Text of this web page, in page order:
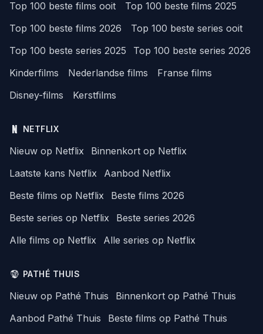
Top 100 beste films ooit
Top 100 beste films 2025
Top 100 beste films 2026
Top 100 beste series ooit
Top 100 beste series 2025
Top 100 beste series 2026
Kinderfilms
Nederlandse films
Franse films
Disney-films
Kerstfilms
NETFLIX
Nieuw op Netflix
Binnenkort op Netflix
Laatste kans Netflix
Aanbod Netflix
Beste films op Netflix
Beste films 2026
Beste series op Netflix
Beste series 2026
Alle films op Netflix
Alle series op Netflix
PATHÉ THUIS
Nieuw op Pathé Thuis
Binnenkort op Pathé Thuis
Aanbod Pathé Thuis
Beste films op Pathé Thuis